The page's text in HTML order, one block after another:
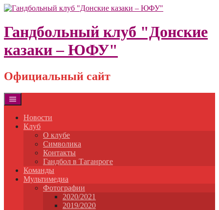
Skip
content
Гандбольный клуб "Донские
казаки – ЮФУ"
Официальный сайт
Новости
Клуб
О клубе
Символика
Контакты
Гандбол в Таганроге
Команды
Мультимедиа
Фотографии
2020/2021
2019/2020